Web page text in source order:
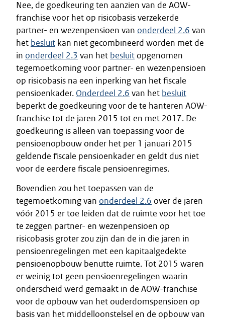
Nee, de goedkeuring ten aanzien van de AOW-
franchise voor het op risicobasis verzekerde
partner- en wezenpensioen van onderdeel 2.6 van
het besluit kan niet gecombineerd worden met de
in onderdeel 2.3 van het besluit opgenomen
tegemoetkoming voor partner- en wezenpensioen
op risicobasis na een inperking van het fiscale
pensioenkader. Onderdeel 2.6 van het besluit
beperkt de goedkeuring voor de te hanteren AOW-
franchise tot de jaren 2015 tot en met 2017. De
goedkeuring is alleen van toepassing voor de
pensioenopbouw onder het per 1 januari 2015
geldende fiscale pensioenkader en geldt dus niet
voor de eerdere fiscale pensioenregimes.
Bovendien zou het toepassen van de
tegemoetkoming van onderdeel 2.6 over de jaren
vóór 2015 er toe leiden dat de ruimte voor het toe
te zeggen partner- en wezenpensioen op
risicobasis groter zou zijn dan de in die jaren in
pensioenregelingen met een kapitaalgedekte
pensioenopbouw benutte ruimte. Tot 2015 waren
er weinig tot geen pensioenregelingen waarin
onderscheid werd gemaakt in de AOW-franchise
voor de opbouw van het ouderdomspensioen op
basis van het middelloonstelsel en de opbouw van